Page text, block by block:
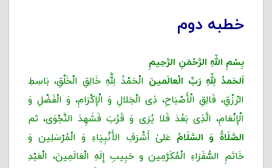
خطبه دوم
بِسْمِ اللّهِ الرَّحْمَنِ الرَّحِیمِ
اَلحَمدُ لِلّهِ رَبِّ الْعالَمینَ الْحَمْدُ لِلَّهِ خَالِقِ الْخَلْقِ، بَاسِطِ
الرِّزْقِ، فَالِقِ الْأَصْبَاحِ، ذِی الْجَلالِ وَ الْإِکْرَامِ، وَ الْفَضْلِ وَ
الْإِنْعَامِ، الَّذِی بَعُدَ فَلا یُرَى وَ قَرُبَ فَشَهِدَ النَّجْوَى، ثم
الصَّلَاةُ وَ السَّلَامُ عَلیٰ أَشْرَفِ الأَنْبِیَاءِ وَ الْمُرْسَلِین وَ
خَاتَمِ السُّفَرَاءِ الْمُکَرَّمِین و حَبِیبِ إِلَهِ الْعَالَمِینَ، الْعَبْدِ